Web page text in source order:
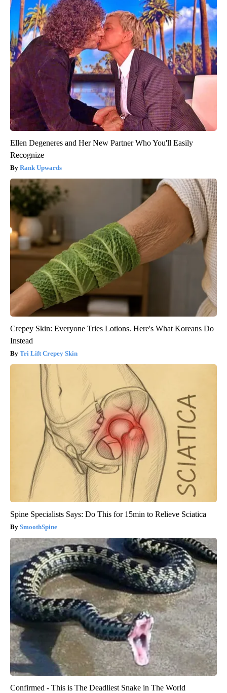
Ellen Degeneres and Her New Partner Who You'll Easily
Recognize
Rank Upwards
Crepey Skin: Everyone Tries Lotions. Here's What Koreans Do
Instead
Tri Lift Crepey Skin
Spine Specialists Says: Do This for 15min to Relieve Sciatica
SmoothSpine
Confirmed - This is The Deadliest Snake in The World